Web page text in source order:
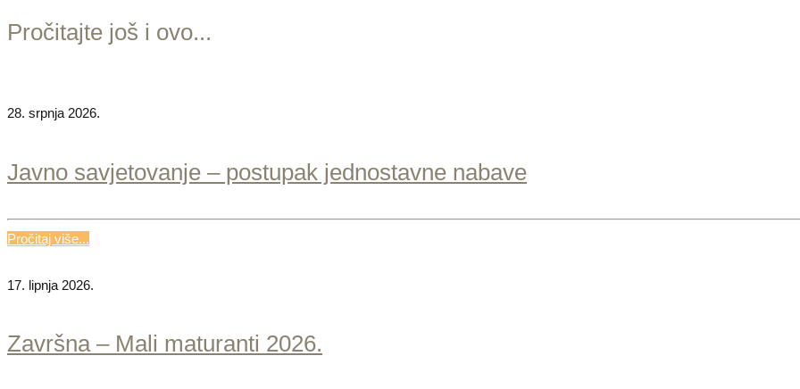
Pročitajte još i ovo...
28. srpnja 2026.
Javno savjetovanje – postupak jednostavne nabave
Pročitaj više...
17. lipnja 2026.
Završna – Mali maturanti 2026.